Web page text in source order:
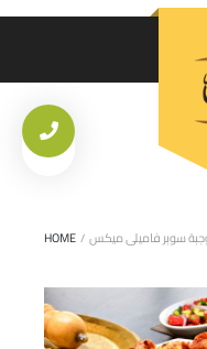
HOME / سوبر فاميلى ميكس